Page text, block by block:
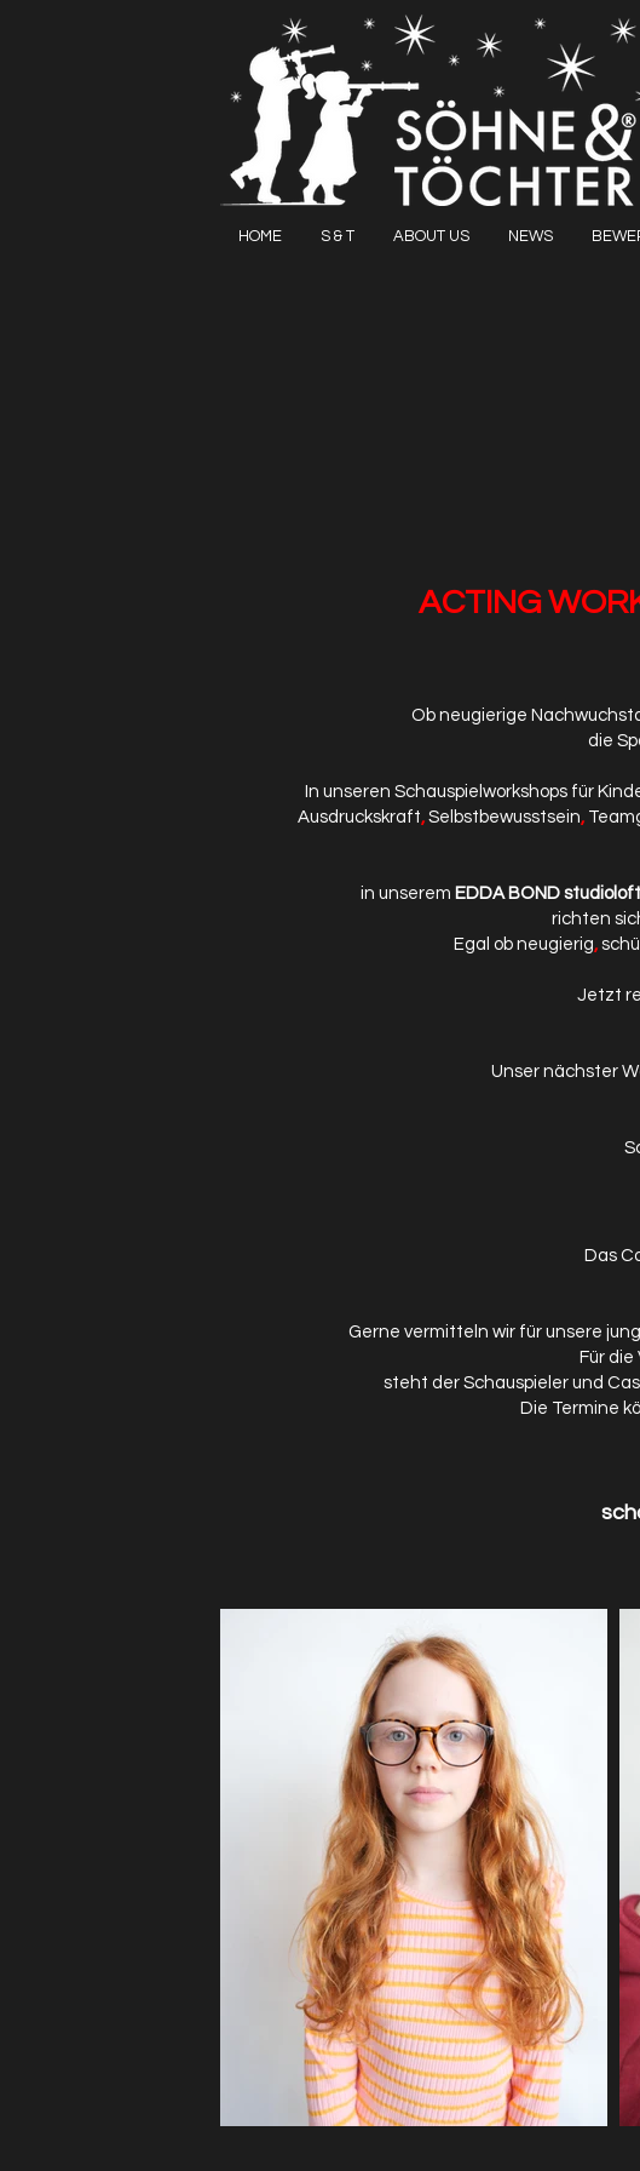
HOME S & T ABOUT US NEWS
ACTING
Ob neugierige
die
In unseren Schauspielworkshops für
Ausdruckskraft, Selbstbewusstsein,
in unserem EDDA BOND studioloft
richten
Egal ob neugierig,
Jetzt
Unser nächster
Das
Gerne vermitteln wir für unsere
Für
steht der Schauspieler und
Die Termine